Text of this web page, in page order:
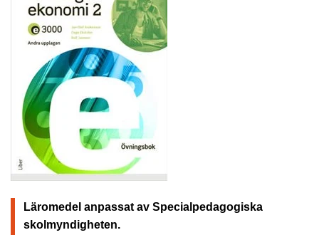
Läromedel anpassat av Specialpedagogiska
skolmyndigheten.